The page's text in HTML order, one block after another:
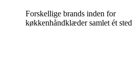
Forskellige brands inden for
køkkenhåndklæder samlet ét sted